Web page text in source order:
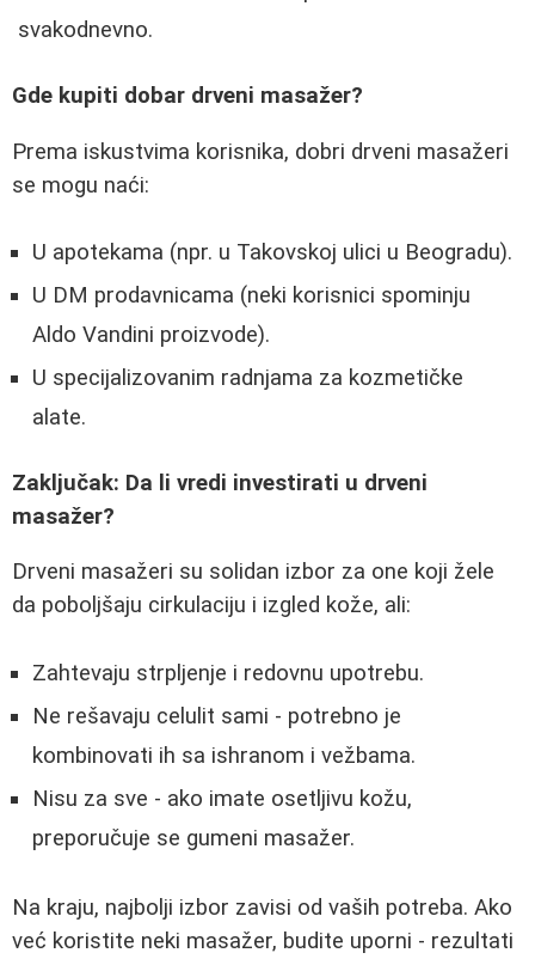
svakodnevno.
Gde kupiti dobar drveni masažer?
Prema iskustvima korisnika, dobri drveni masažeri
se mogu naći:
U apotekama (npr. u Takovskoj ulici u Beogradu).
U DM prodavnicama (neki korisnici spominju
Aldo Vandini proizvode).
U specijalizovanim radnjama za kozmetičke
alate.
Zaključak: Da li vredi investirati u drveni
masažer?
Drveni masažeri su solidan izbor za one koji žele
da poboljšaju cirkulaciju i izgled kože, ali:
Zahtevaju strpljenje i redovnu upotrebu.
Ne rešavaju celulit sami - potrebno je
kombinovati ih sa ishranom i vežbama.
Nisu za sve - ako imate osetljivu kožu,
preporučuje se gumeni masažer.
Na kraju, najbolji izbor zavisi od vaših potreba. Ako
već koristite neki masažer, budite uporni - rezultati